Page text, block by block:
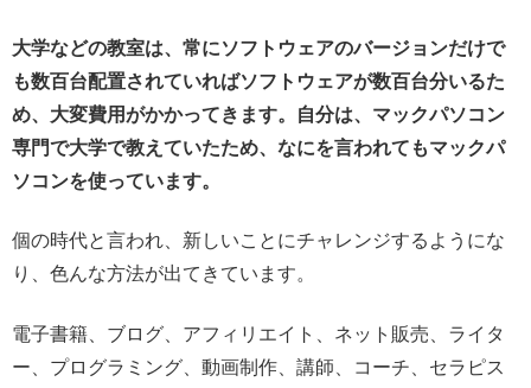
大学などの教室は、常にソフトウェアのバージョンだけで
も数百台配置されていればソフトウェアが数百台分いるた
め、大変費用がかかってきます。自分は、マックパソコン
専門で大学で教えていたため、なにを言われてもマックパ
ソコンを使っています。
個の時代と言われ、新しいことにチャレンジするようにな
り、色んな方法が出てきています。
電子書籍、ブログ、アフィリエイト、ネット販売、ライタ
ー、プログラミング、動画制作、講師、コーチ、セラピス